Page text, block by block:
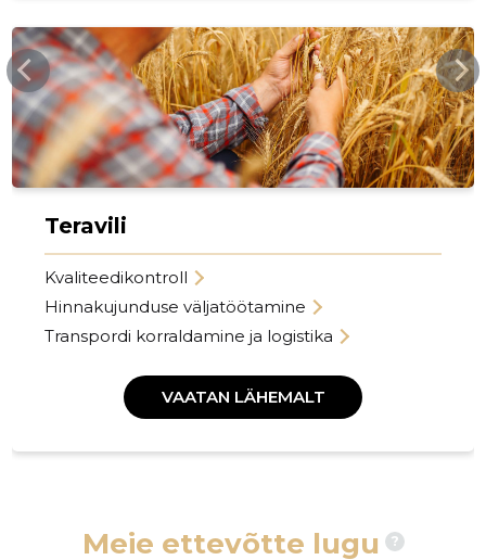
SSB.EE
Teravili
Kvaliteedikontroll
Hinnakujunduse väljatöötamine
Transpordi korraldamine ja logistika
VAATAN LÄHEMALT
Meie ettevõtte lugu ?